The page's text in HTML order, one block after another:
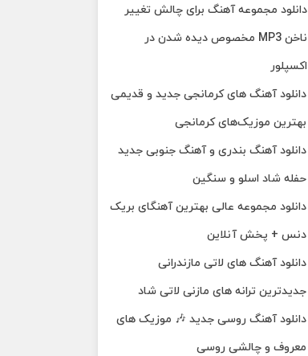
دانلود مجموعه آهنگ برای چالش تغییر
ناخن MP3 مخصوص دیده شدن در
اکسپلور
دانلود آهنگ‌ های کرمانجی جدید و قدیمی
بهترین موزیک‌های کرمانجی
دانلود آهنگ بندری و آهنگ جنوبی جدید
حفله شاد اسلو و سنگین
دانلود مجموعه عالی بهترین آهنگای بریک
دنس + پخش آنلاین
دانلود آهنگ‌ های لاتی مازندرانی
جدیدترین ترانه های مازنی لاتی شاد
دانلود آهنگ روسی جدید 🎶 موزیک‌ های
معروف و چالشی روسی